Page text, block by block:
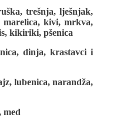
trešnja, lješnjak,
marelica, kivi, mrkva,
kikiriki, pšenica
dinja, krastavci i
lubenica, narandža,
med